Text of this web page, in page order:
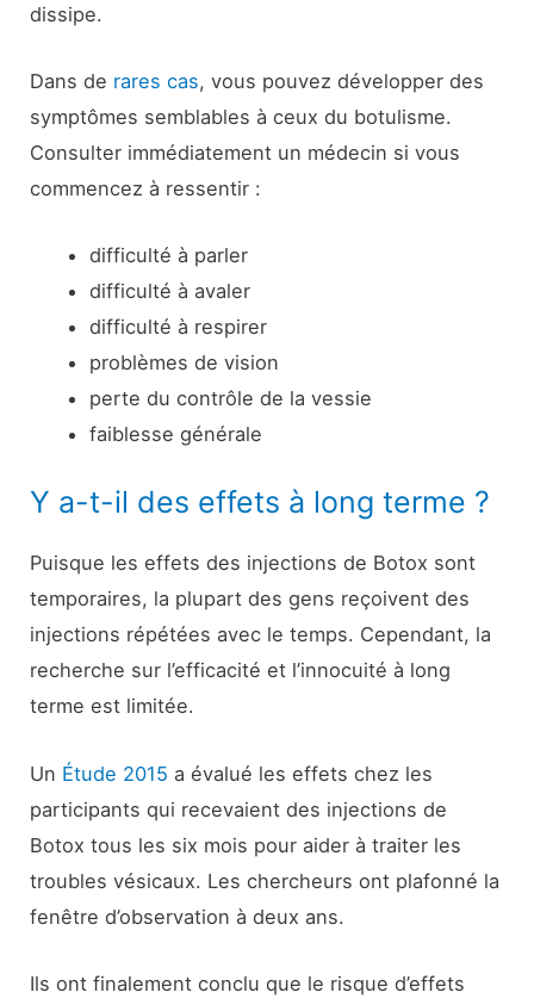
dissipe.
Dans de rares cas, vous pouvez développer des
symptômes semblables à ceux du botulisme.
Consulter immédiatement un médecin si vous
commencez à ressentir :
difficulté à parler
difficulté à avaler
difficulté à respirer
problèmes de vision
perte du contrôle de la vessie
faiblesse générale
Y a-t-il des effets à long terme ?
Puisque les effets des injections de Botox sont
temporaires, la plupart des gens reçoivent des
injections répétées avec le temps. Cependant, la
recherche sur l’efficacité et l’innocuité à long
terme est limitée.
Un Étude 2015 a évalué les effets chez les
participants qui recevaient des injections de
Botox tous les six mois pour aider à traiter les
troubles vésicaux. Les chercheurs ont plafonné la
fenêtre d’observation à deux ans.
Ils ont finalement conclu que le risque d’effets